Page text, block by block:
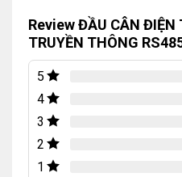
Review ĐẦU CÂN ĐIỆN
TRUYỀN THÔNG
5
4
3
2
1